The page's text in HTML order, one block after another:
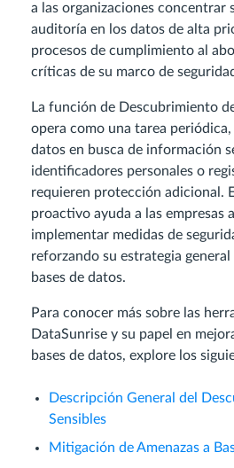
a las organizaciones concentrar
auditoría en los datos de alta
procesos de cumplimiento al
críticas de su marco de
La función de Descubrimiento
opera como una tarea periódica,
datos en busca de información
identificadores personales o
requieren protección adicional.
proactivo ayuda a las empresas
implementar medidas de
reforzando su estrategia
bases de datos.
Para conocer más sobre las
DataSunrise y su papel en
bases de datos, explore los
Descripción General del
Sensibles
Mitigación de Amenazas a